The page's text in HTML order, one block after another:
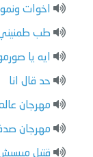
اخوات
طب طمنيني
ايه يا
حد قال انا
مهرجان
مهرجان
قتيل